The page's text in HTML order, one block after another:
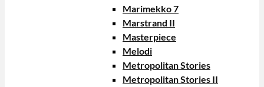
Marimekko 7
Marstrand II
Masterpiece
Melodi
Metropolitan Stories
Metropolitan Stories II